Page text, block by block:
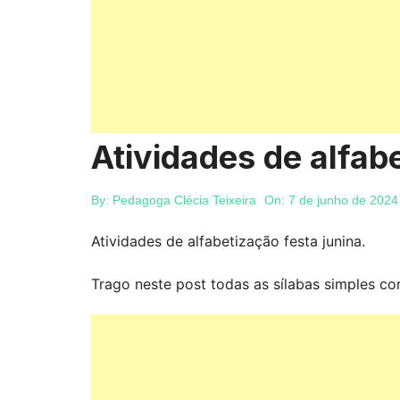
Atividades de
By: Pedagoga Clécia Teixeira On: 7 de junho de 2024
Atividades de alfabetização festa junina.
Trago neste post todas as sílabas simples